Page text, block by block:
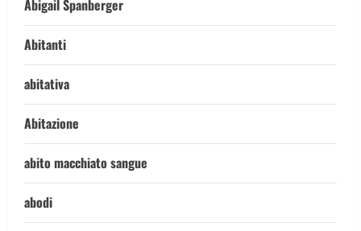
Abigail Spanberger
Abitanti
abitativa
Abitazione
abito macchiato sangue
abodi